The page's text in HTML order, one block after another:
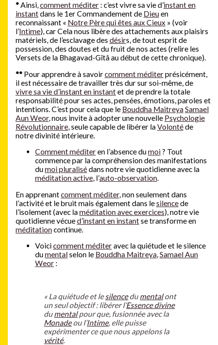
*Ainsi,comment méditer: c’est vivre sa vie d’instant en
instantdans le 1er Commandement de Dieuen
reconnaissant « Notre Père qui êtes aux Cieux» (voir
l’Intime), car Cela nous libère des attachements aux plaisirs
matériels, de l’esclavage des désirs, de tout esprit de
possession, des doutes et du fruit de nos actes (relire les
Versets de la Bhagavad-Gîtâ au début de cette chronique).
** Pour apprendre à savoircomment méditerprésicément,
il est nécessaire de travailler très dur sur soi-même, de
vivre sa vie d’instant en instantet de prendre la totale
responsabilité pour ses actes, pensées, émotions, paroles et
intentions. C’est pour cela que le Bouddha MaitreyaSamael
Aun Weor, nous invite à adopter une nouvelle Psychologie
Révolutionnaire, seule capable de libérer laVolontéde
notre divinité intérieure.
Comment méditeren l’absence dumoi? Tout
commence par la compréhension des manifestations
dumoi pluralisédans notre vie quotidienne avec la
méditation active, l’auto-observation.
En apprenantcomment méditer, non seulement dans
l’activité et le bruit mais également dans lesilencede
l’isolement (avec laméditation avec exercices), notre vie
quotidienne vécued’instant en instantse transforme en
méditationcontinue.
Voicicomment méditeravec la quiétude et le silence
dumentalselon le Bouddha Maitreya,Samael Aun
Weor:
« La quiétude et lesilencedumentalont
un seul objectif : libérer l’Essence divine
dumentalpour que, fusionnée avec la
Monadeou l’Intime, elle puisse
expérimenter ce que nous appelons la
vérité.